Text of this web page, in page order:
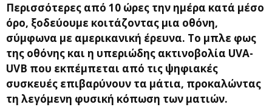
Περισσότερες από 10 ώρες την ημέρα κατά μέσο
όρο, ξοδεύουμε κοιτάζοντας μια οθόνη,
σύμφωνα με αμερικανική έρευνα. Το μπλε φως
της οθόνης και η υπεριώδης ακτινοβολία UVA-
UVB που εκπέμπεται από τις ψηφιακές
συσκευές επιβαρύνουν τα μάτια, προκαλώντας
τη λεγόμενη φυσική κόπωση των ματιών.